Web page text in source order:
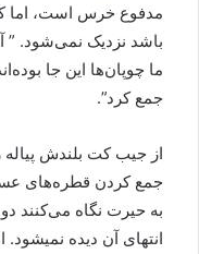
مدفوع خرس است، اما
باشد نزدیک نمی‌شود. ”
ما چوپان‌ها این جا
جمع کرد”.
از جیب کت بلندش
جمع کردن قطره‌های
به حیرت نگاه می‌کنند
انتهای آن دیده نمیشود.